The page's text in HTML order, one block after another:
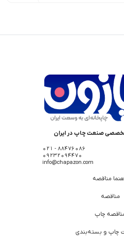
صنعت چاپ در ایران
88476086 - 021
09232094470
info@chapazon.com
مناقصه
مناقصه
چاپ
چاپ و بسته‌بندی